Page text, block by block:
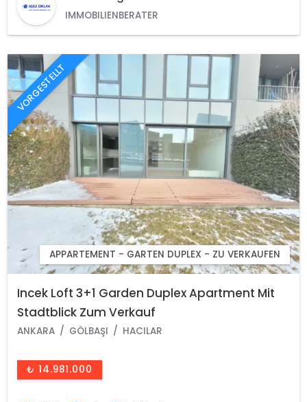
IMMOBILIENBERATER
VORGESTELLT
APPARTEMENT - GARTEN DUPLEX - ZU VERKAUFEN
Incek Loft 3+1 Garden Duplex Apartment Mit
Stadtblick Zum Verkauf
ANKARA GÖLBAŞI HACILAR
₺ 14.981.000